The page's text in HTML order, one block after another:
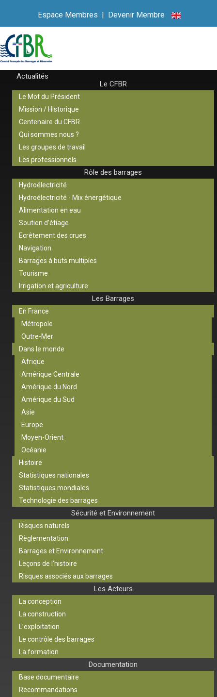
Espace Membres | Devenir Membre
Actualités
Le CFBR
Le Mot du Président
Mission / Historique
Centenaire du CFBR
Qui sommes nous ?
Les groupes de travail
Les professionnels
Rôle des barrages
Hydroélectricité
Hydroélectricité - Mix énergétique
Alimentation en eau
Soutien d’étiage
Ecrêtement des crues
Navigation
Barrages à buts multiples
Tourisme
Irrigation et agriculture
Les Barrages
En France
Métropole
Outre-Mer
Dans le monde
Afrique
Amérique Centrale
Amérique du Nord
Amérique du Sud
Asie
Europe
Moyen-Orient
Océanie
Histoire
Statistiques nationales
Statistiques mondiales
Technologie des barrages
Sécurité et Environnement
Risques naturels
Règlementation
Barrages et Environnement
Leçons de l’histoire
Risques associés aux barrages
Les Acteurs
La conception
La construction
L’exploitation
Le contrôle des barrages
La formation
Documentation
Base documentaire
Recommandations